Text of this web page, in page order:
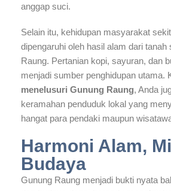
anggap suci.
Selain itu, kehidupan masyarakat
dipengaruhi oleh hasil alam dari tanah
Raung. Pertanian kopi, sayuran, dan
menjadi sumber penghidupan utama.
menelusuri Gunung Raung, Anda
keramahan penduduk lokal yang
hangat para pendaki maupun
Harmoni Alam,
Budaya
Gunung Raung menjadi bukti nyata